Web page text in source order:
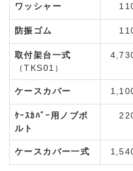
ワッシャー
防振ゴム
取付架台一式
（TKS01）
ケースカバー
ｹｰｽｶﾊﾞｰ用ノブボ
ルト
ケースカバー一式